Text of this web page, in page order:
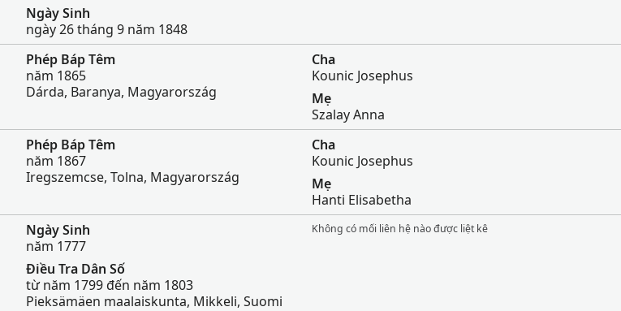
Ngày Sinh
ngày 26 tháng 9 năm 1848
Phép Báp Têm
năm 1865
Dárda, Baranya, Magyarország
Cha
Kounic Josephus
Mẹ
Szalay Anna
Phép Báp Têm
năm 1867
Iregszemcse, Tolna, Magyarország
Cha
Kounic Josephus
Mẹ
Hanti Elisabetha
Ngày Sinh
năm 1777
Điều Tra Dân Số
từ năm 1799 đến năm 1803
Pieksämäen maalaiskunta, Mikkeli, Suomi
Không có mối liên hệ nào được liệt kê